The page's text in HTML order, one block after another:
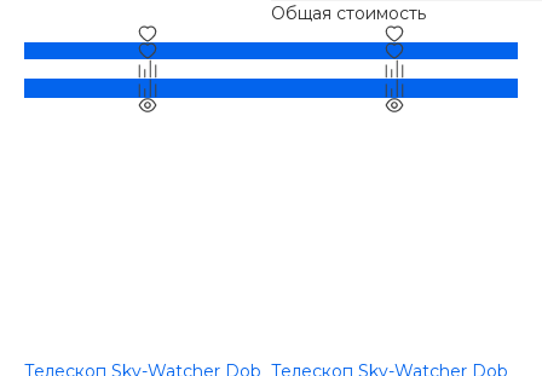
Общая стоимость
Телескоп Sky-Watcher Dob Телескоп Sky-Watcher Dob